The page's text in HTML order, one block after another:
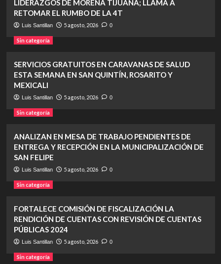
LIDERAZGOS DE MORENA TIJUANA; LLAMA A
RETOMAR EL RUMBO DE LA 4T
Luis Santillan 5 agosto, 2026 0
Sin categoría
SERVICIOS GRATUITOS EN CARAVANAS DE SALUD
ESTA SEMANA EN SAN QUINTÍN, ROSARITO Y
MEXICALI
Luis Santillan 5 agosto, 2026 0
Sin categoría
ANALIZAN EN MESA DE TRABAJO PENDIENTES DE
ENTREGA Y RECEPCIÓN EN LA MUNICIPALIZACIÓN DE
SAN FELIPE
Luis Santillan 5 agosto, 2026 0
Sin categoría
FORTALECE COMISIÓN DE FISCALIZACIÓN LA
RENDICIÓN DE CUENTAS CON REVISIÓN DE CUENTAS
PÚBLICAS 2024
Luis Santillan 5 agosto, 2026 0
Sin categoría